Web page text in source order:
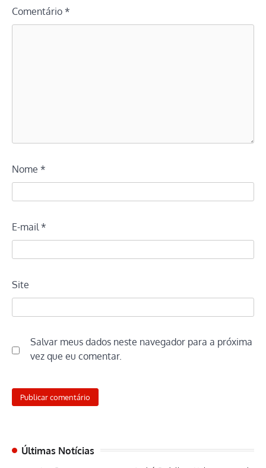
Comentário *
Nome *
E-mail*
Site
Salvar meus dados neste navegador para a próxima
vez que eu comentar.
Últimas Notícias